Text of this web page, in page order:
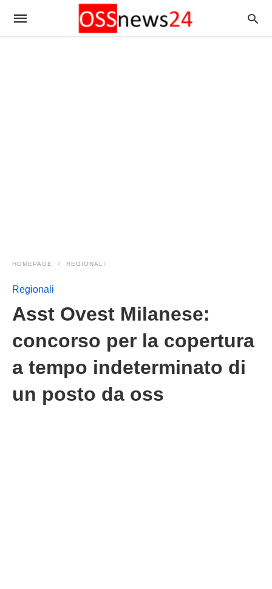
HOMEPAGE REGIONALI
Regionali
Asst Ovest Milanese:
concorso per la copertura
a tempo indeterminato di
un posto da oss